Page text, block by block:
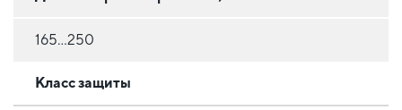
165…250
Класс защиты